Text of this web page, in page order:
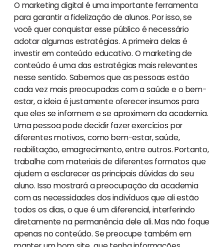
O marketing digital é uma importante ferramenta
para garantir a fidelização de alunos. Por isso, se
você quer conquistar esse público é necessário
adotar algumas estratégias. A primeira delas é
investir em conteúdo educativo. O marketing de
conteúdo é uma das estratégias mais relevantes
nesse sentido. Sabemos que as pessoas estão
cada vez mais preocupadas com a saúde e o bem-
estar, a ideia é justamente oferecer insumos para
que eles se informem e se aproximem da academia.
Uma pessoa pode decidir fazer exercícios por
diferentes motivos, como bem-estar, saúde,
reabilitação, emagrecimento, entre outros. Portanto,
trabalhe com materiais de diferentes formatos que
ajudem a esclarecer as principais dúvidas do seu
aluno. Isso mostrará a preocupação da academia
com as necessidades dos indivíduos que ali estão
todos os dias, o que é um diferencial, interferindo
diretamente na permanência dele ali. Mas não foque
apenas no conteúdo. Se preocupe também em